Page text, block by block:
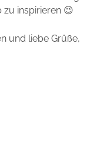
inspirieren 😉
und liebe Grüße,